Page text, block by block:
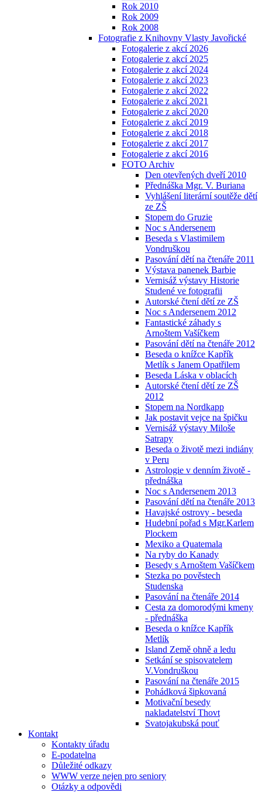
Rok 2010
Rok 2009
Rok 2008
Fotografie z Knihovny Vlasty Javořické
Fotogalerie z akcí 2026
Fotogalerie z akcí 2025
Fotogalerie z akcí 2024
Fotogalerie z akcí 2023
Fotogalerie z akcí 2022
Fotogalerie z akcí 2021
Fotogalerie z akcí 2020
Fotogalerie z akcí 2019
Fotogalerie z akcí 2018
Fotogalerie z akcí 2017
Fotogalerie z akcí 2016
FOTO Archiv
Den otevřených dveří 2010
Přednáška Mgr. V. Buriana
Vyhlášení literární soutěže dětí
ze ZŠ
Stopem do Gruzie
Noc s Andersenem
Beseda s Vlastimilem
Vondruškou
Pasování dětí na čtenáře 2011
Výstava panenek Barbie
Vernisáž výstavy Historie
Studené ve fotografii
Autorské čtení dětí ze ZŠ
Noc s Andersenem 2012
Fantastické záhady s
Arnoštem Vašíčkem
Pasování dětí na čtenáře 2012
Beseda o knížce Kapřík
Metlík s Janem Opatřilem
Beseda Láska v oblacích
Autorské čtení dětí ze ZŠ
2012
Stopem na Nordkapp
Jak postavit vejce na špičku
Vernisáž výstavy Miloše
Satrapy
Beseda o životě mezi indiány
v Peru
Astrologie v denním životě -
přednáška
Noc s Andersenem 2013
Pasování dětí na čtenáře 2013
Havajské ostrovy - beseda
Hudební pořad s Mgr.Karlem
Plockem
Mexiko a Quatemala
Na ryby do Kanady
Besedy s Arnoštem Vašíčkem
Stezka po pověstech
Studenska
Pasování na čtenáře 2014
Cesta za domorodými kmeny
- přednáška
Beseda o knížce Kapřík
Metlík
Island Země ohně a ledu
Setkání se spisovatelem
V.Vondruškou
Pasování na čtenáře 2015
Pohádková šipkovaná
Motivační besedy
nakladatelství Thovt
Svatojakubská pouť
Kontakt
Kontakty úřadu
E-podatelna
Důležité odkazy
WWW verze nejen pro seniory
Otázky a odpovědi